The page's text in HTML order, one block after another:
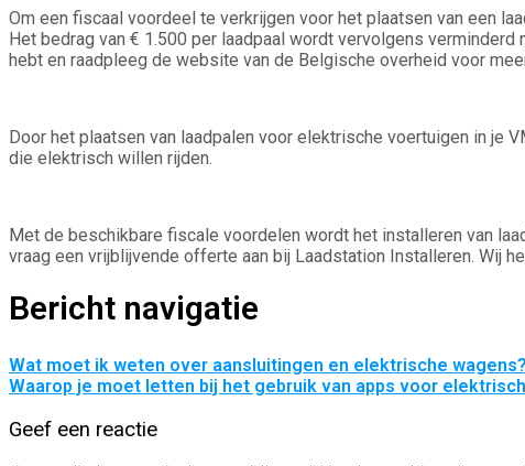
Om een fiscaal voordeel te verkrijgen voor het plaatsen van een
Het bedrag van € 1.500 per laadpaal wordt vervolgens
hebt en raadpleeg de website van de Belgische overheid voor
Door het plaatsen van laadpalen voor elektrische voertuigen in je
die elektrisch willen rijden.
Met de beschikbare fiscale voordelen wordt het installeren van
vraag een vrijblijvende offerte aan bij Laadstation Installeren. Wij
Bericht navigatie
Wat moet ik weten over aansluitingen en elektrische wagens?
Waarop je moet letten bij het gebruik van apps voor
Geef een reactie